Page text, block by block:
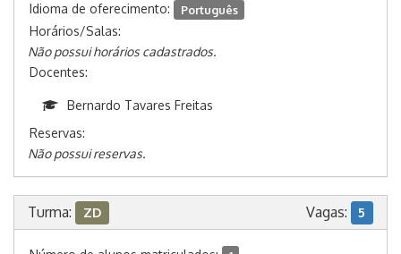
Idioma de oferecimento: Português
Horários/Salas:
Não possui horários cadastrados.
Docentes:
Bernardo Tavares Freitas
Reservas:
Não possui reservas.
Turma: ZD Vagas: 5